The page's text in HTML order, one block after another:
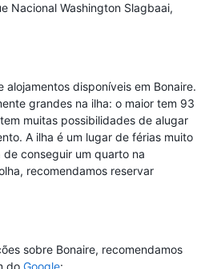
Nacional Washington Slagbaai,
alojamentos disponíveis em Bonaire.
grandes na ilha: o maior tem 93
muitas possibilidades de alugar
A ilha é um lugar de férias muito
conseguir um quarto na
recomendamos reservar
sobre Bonaire, recomendamos